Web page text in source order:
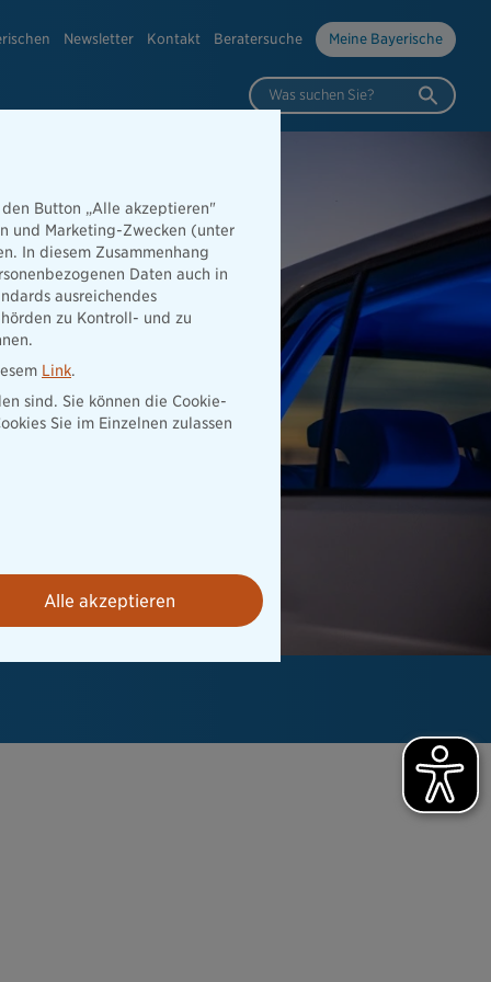
Newsletter Kontakt Beratersuche Meine Bayerische
Was suchen Sie?
Button „Alle akzeptieren"
und Marketing-Zwecken (unter
In diesem Zusammenhang
Daten auch in
ausreichendes
zu Kontroll- und zu
Link.
sind. Sie können die Cookie-
Sie im Einzelnen zulassen
Alle akzeptieren